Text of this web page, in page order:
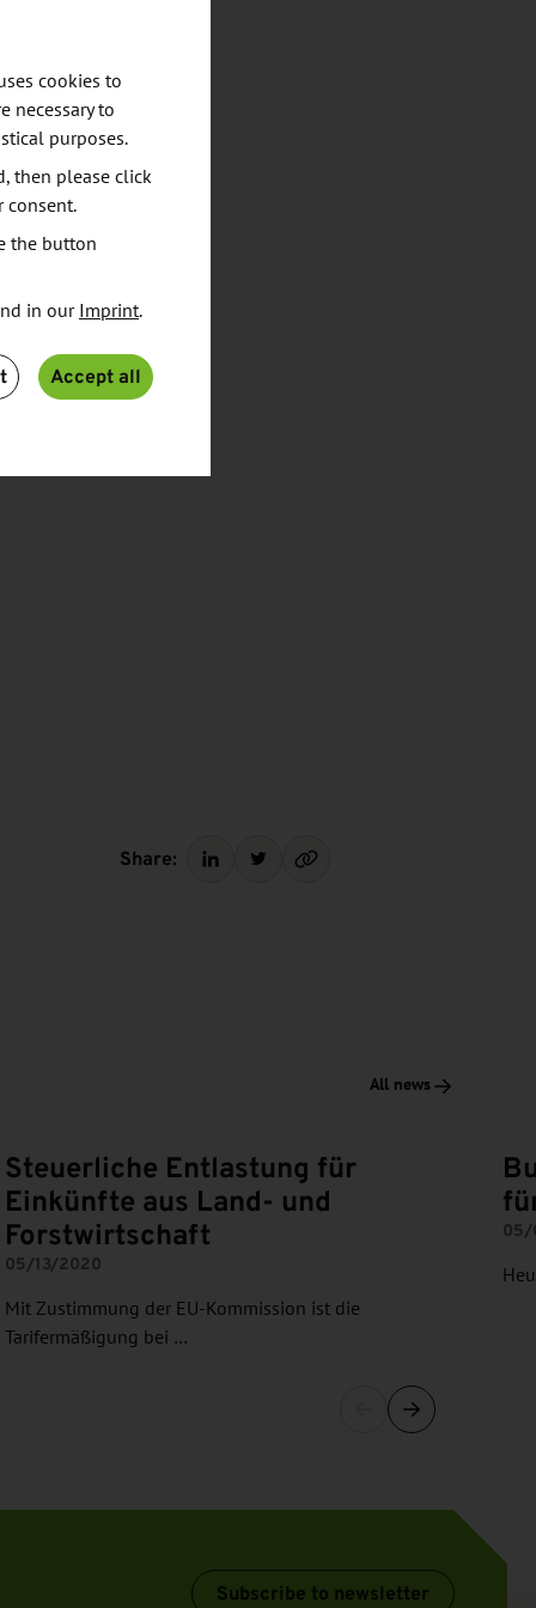
Share:
All news
Steuerliche Entlastung für
Einkünfte aus Land- und
Forstwirtschaft
05/13/2020
Mit Zustimmung der EU-Kommission ist die
Tarifermäßigung bei …
05/
Subscribe to newsletter
cookies to
necessary to
purposes.
then please click
consent.
the button
in our Imprint.
Accept all